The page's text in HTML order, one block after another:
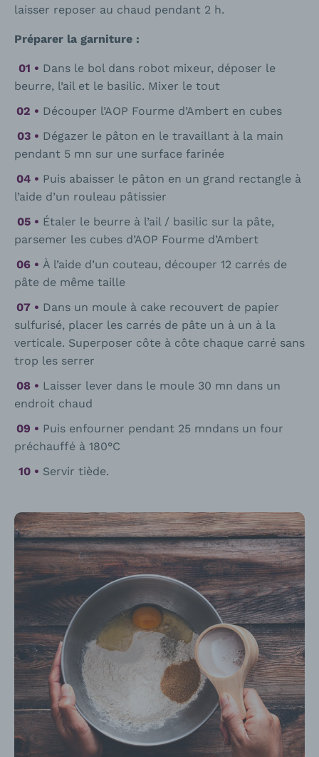
laisser reposer au chaud pendant 2 h.
Préparer la garniture :
Dans le bol dans robot mixeur, déposer le
beurre, l’ail et le basilic. Mixer le tout
Découper l’AOP Fourme d’Ambert en cubes
Dégazer le pâton en le travaillant à la main
pendant 5 mn sur une surface farinée
Puis abaisser le pâton en un grand rectangle à
l’aide d’un rouleau pâtissier
Étaler le beurre à l’ail / basilic sur la pâte,
parsemer les cubes d’AOP Fourme d’Ambert
À l’aide d’un couteau, découper 12 carrés de
pâte de même taille
Dans un moule à cake recouvert de papier
sulfurisé, placer les carrés de pâte un à un à la
verticale. Superposer côte à côte chaque carré sans
trop les serrer
Laisser lever dans le moule 30 mn dans un
endroit chaud
Puis enfourner pendant 25 mndans un four
préchauffé à 180°C
Servir tiède.